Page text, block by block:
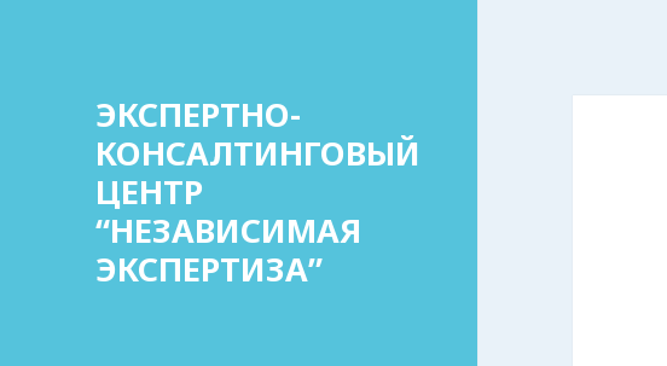
ЭКСПЕРТНО-
КОНСАЛТИНГОВЫЙ
ЦЕНТР
“НЕЗАВИСИМАЯ
ЭКСПЕРТИЗА”